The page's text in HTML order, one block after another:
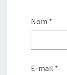
Nom *
E-mail *